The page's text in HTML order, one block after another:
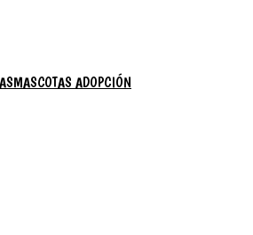
MASCOTAS ADOPCIÓN